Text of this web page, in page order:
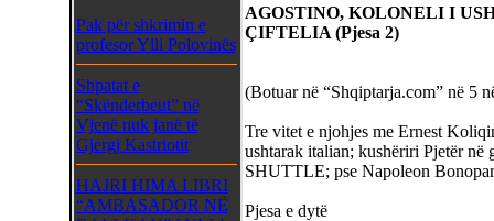
Pak për shkrimin e
profesor Ylli Polovinës
Shpatat e
“Skënderbeut” në
Vjenë nuk janë të
Gjergj Kastriotit
HAJRI HIMA LIBRI
“AMBASADOR NË
AGOSTINO, KOLONELI I
ÇIFTELIA (Pjesa 2)
(Botuar në “Shqiptarja.com” në 5
Tre vitet e njohjes me Ernest
ushtarak italian; kushëriri Pjetër në
SHUTTLE; pse Napoleon
Pjesa e dytë